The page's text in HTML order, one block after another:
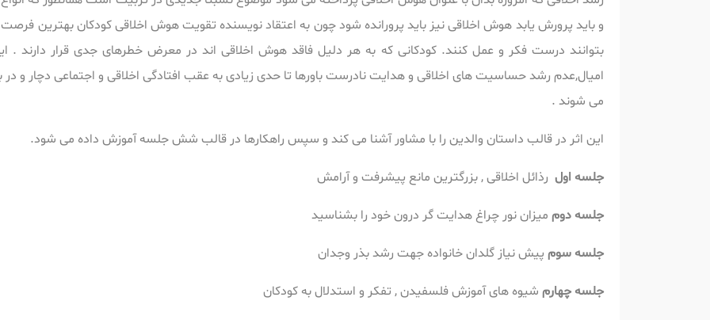
و باید پرورش یابد هوش اخلاقی نیز باید پرورانده شود چون به اعتقاد نویسنده تقویت هوش اخلاقی کودکان بهترین
بتوانند درست فکر و عمل کنند. کودکانی که به هر دلیل فاقد هوش اخلاقی اند در معرض خطرهای جدی قرار دارند .
امیال,عدم رشد حساسیت های اخلاقی و هدایت نادرست باورها تا حدی زیادی به عقب افتادگی اخلاقی و اجتماعی دچار و
می شوند .
این اثر در قالب داستان والدین را با مشاور آشنا می کند و سپس راهکارها در قالب شش جلسه آموزش داده می شود.
جلسه اول رذائل اخلاقی , بزرگترین مانع پیشرفت و آرامش
جلسه دوم میزان نور چراغ هدایت گر درون خود را بشناسید
جلسه سوم پیش نیاز گلدان خانواده جهت رشد بذر وجدان
جلسه چهارم شیوه های آموزش فلسفیدن , تفکر و استدلال به کودکان